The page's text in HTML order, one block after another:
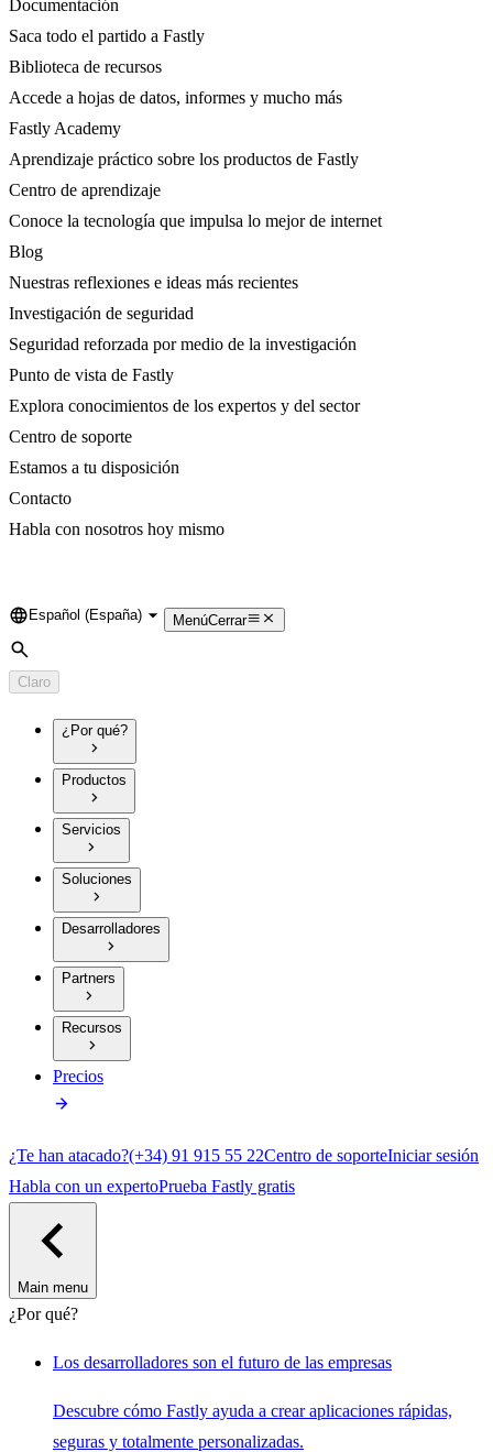
Documentación
Saca todo el partido a Fastly
Biblioteca de recursos
Accede a hojas de datos, informes y mucho más
Fastly Academy
Aprendizaje práctico sobre los productos de Fastly
Centro de aprendizaje
Conoce la tecnología que impulsa lo mejor de internet
Blog
Nuestras reflexiones e ideas más recientes
Investigación de seguridad
Seguridad reforzada por medio de la investigación
Punto de vista de Fastly
Explora conocimientos de los expertos y del sector
Centro de soporte
Estamos a tu disposición
Contacto
Habla con nosotros hoy mismo
Language
Español (España) MenúCerrar
Búsqueda
Claro
¿Por qué?
Productos
Servicios
Soluciones
Desarrolladores
Partners
Recursos
Precios
¿Te han atacado?(+34) 91 915 55 22Centro de soporteIniciar sesión
Habla con un expertoPrueba Fastly gratis
Main menu
¿Por qué?
Los desarrolladores son el futuro de las empresas
Descubre cómo Fastly ayuda a crear aplicaciones rápidas,
seguras y totalmente personalizadas.